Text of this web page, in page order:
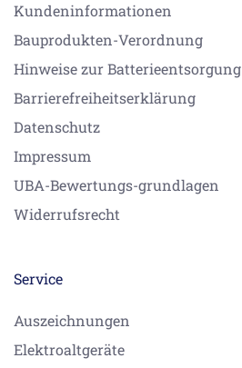
Kundeninformationen
Bauprodukten-Verordnung
Hinweise zur Batterieentsorgung
Barrierefreiheitserklärung
Datenschutz
Impressum
UBA-Bewertungs-grundlagen
Widerrufsrecht
Service
Auszeichnungen
Elektroaltgeräte